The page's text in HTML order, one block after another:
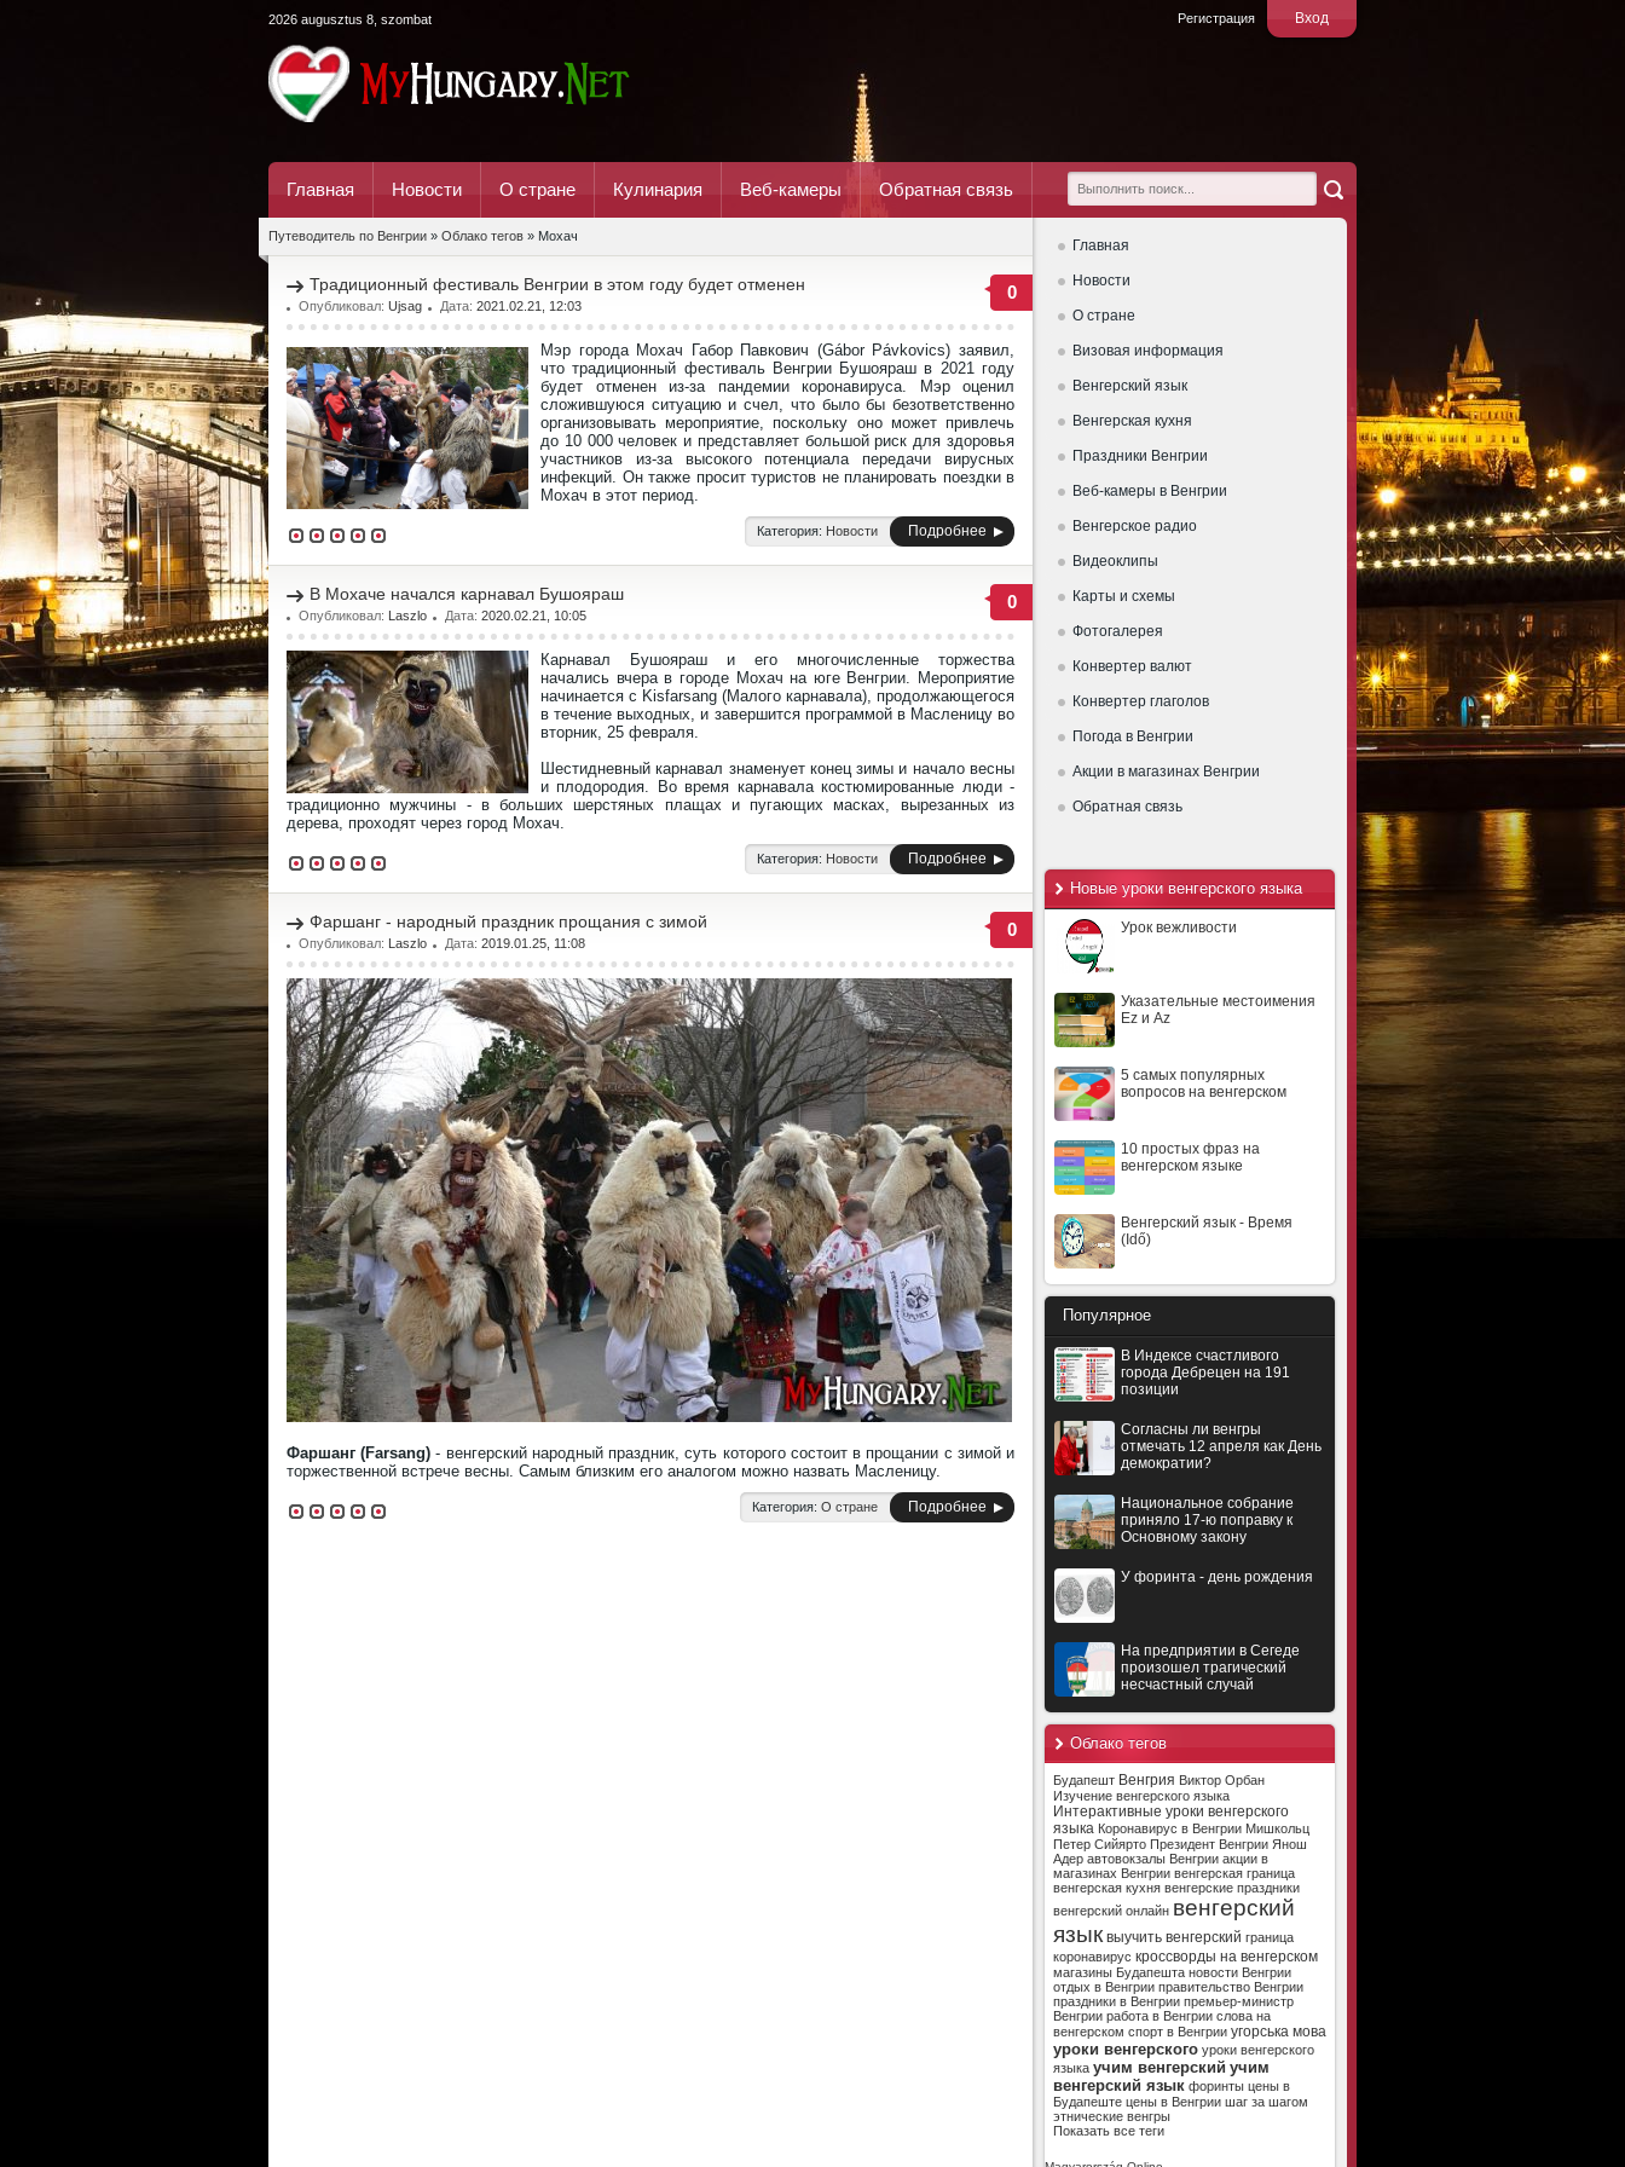
Вход
Регистрация
2026 augusztus 8, szombat
Главная Новости О стране Кулинария Веб-камеры Обратная связь
Главная
Новости
О стране
Визовая информация
Венгерский язык
Венгерская кухня
Праздники Венгрии
Веб-камеры в Венгрии
Венгерское радио
Видеоклипы
Карты и схемы
Фотогалерея
Конвертер валют
Конвертер глаголов
Погода в Венгрии
Акции в магазинах Венгрии
Обратная связь
Новые уроки венгерского языка
Урок вежливости
Указательные местоимения
Ez и Az
5 самых популярных
вопросов на венгерском
10 простых фраз на
венгерском языке
Венгерский язык - Время
(Idő)
Популярное
В Индексе счастливого
города Дебрецен на 191
позиции
Согласны ли венгры
отмечать 12 апреля как День
демократии?
Национальное собрание
приняло 17-ю поправку к
Основному закону
У форинта - день рождения
На предприятии в Сегеде
произошел трагический
несчастный случай
Облако тегов
Будапешт Венгрия Виктор Орбан
Изучение венгерского языка
Интерактивные уроки венгерского
языка Коронавирус в Венгрии Мишкольц
Петер Сийярто Президент Венгрии Янош
Адер автовокзалы Венгрии акции в
магазинах Венгрии венгерская граница
венгерская кухня венгерские праздники
венгерский онлайн венгерский
язык выучить венгерский граница
коронавирус кроссворды на венгерском
магазины Будапешта новости Венгрии
отдых в Венгрии правительство Венгрии
праздники в Венгрии премьер-министр
Венгрии работа в Венгрии слова на
венгерском спорт в Венгрии угорська мова
уроки венгерского уроки венгерского
языка учим венгерский учим
венгерский язык форинты цены в
Будапеште цены в Венгрии шаг за шагом
этнические венгры
Показать все теги
Путеводитель по Венгрии » Облако тегов » Мохач
0
Традиционный фестиваль Венгрии в этом году будет отменен
Опубликовал: Ujsag Дата: 2021.02.21, 12:03
Мэр города Мохач Габор Павкович (Gábor Pávkovics) заявил,
что традиционный фестиваль Венгрии Бушояраш в 2021 году
будет отменен из-за пандемии коронавируса. Мэр оценил
сложившуюся ситуацию и счел, что было бы безответственно
организовывать мероприятие, поскольку оно может привлечь
до 10 000 человек и представляет большой риск для здоровья
участников из-за высокого потенциала передачи вирусных
инфекций. Он также просит туристов не планировать поездки в
Мохач в этот период.
Категория: Новости Подробнее
0
В Мохаче начался карнавал Бушояраш
Опубликовал: Laszlo Дата: 2020.02.21, 10:05
Карнавал Бушояраш и его многочисленные торжества
начались вчера в городе Мохач на юге Венгрии. Мероприятие
начинается с Kisfarsang (Малого карнавала), продолжающегося
в течение выходных, и завершится программой в Масленицу во
вторник, 25 февраля.
Шестидневный карнавал знаменует конец зимы и начало весны
и плодородия. Во время карнавала костюмированные люди -
традиционно мужчины - в больших шерстяных плащах и пугающих масках, вырезанных из
дерева, проходят через город Мохач.
Категория: Новости Подробнее
0
Фаршанг - народный праздник прощания с зимой
Опубликовал: Laszlo Дата: 2019.01.25, 11:08
Фаршанг (Farsang) - венгерский народный праздник, суть которого состоит в прощании с зимой и
торжественной встрече весны. Самым близким его аналогом можно назвать Масленицу.
Категория: О стране Подробнее